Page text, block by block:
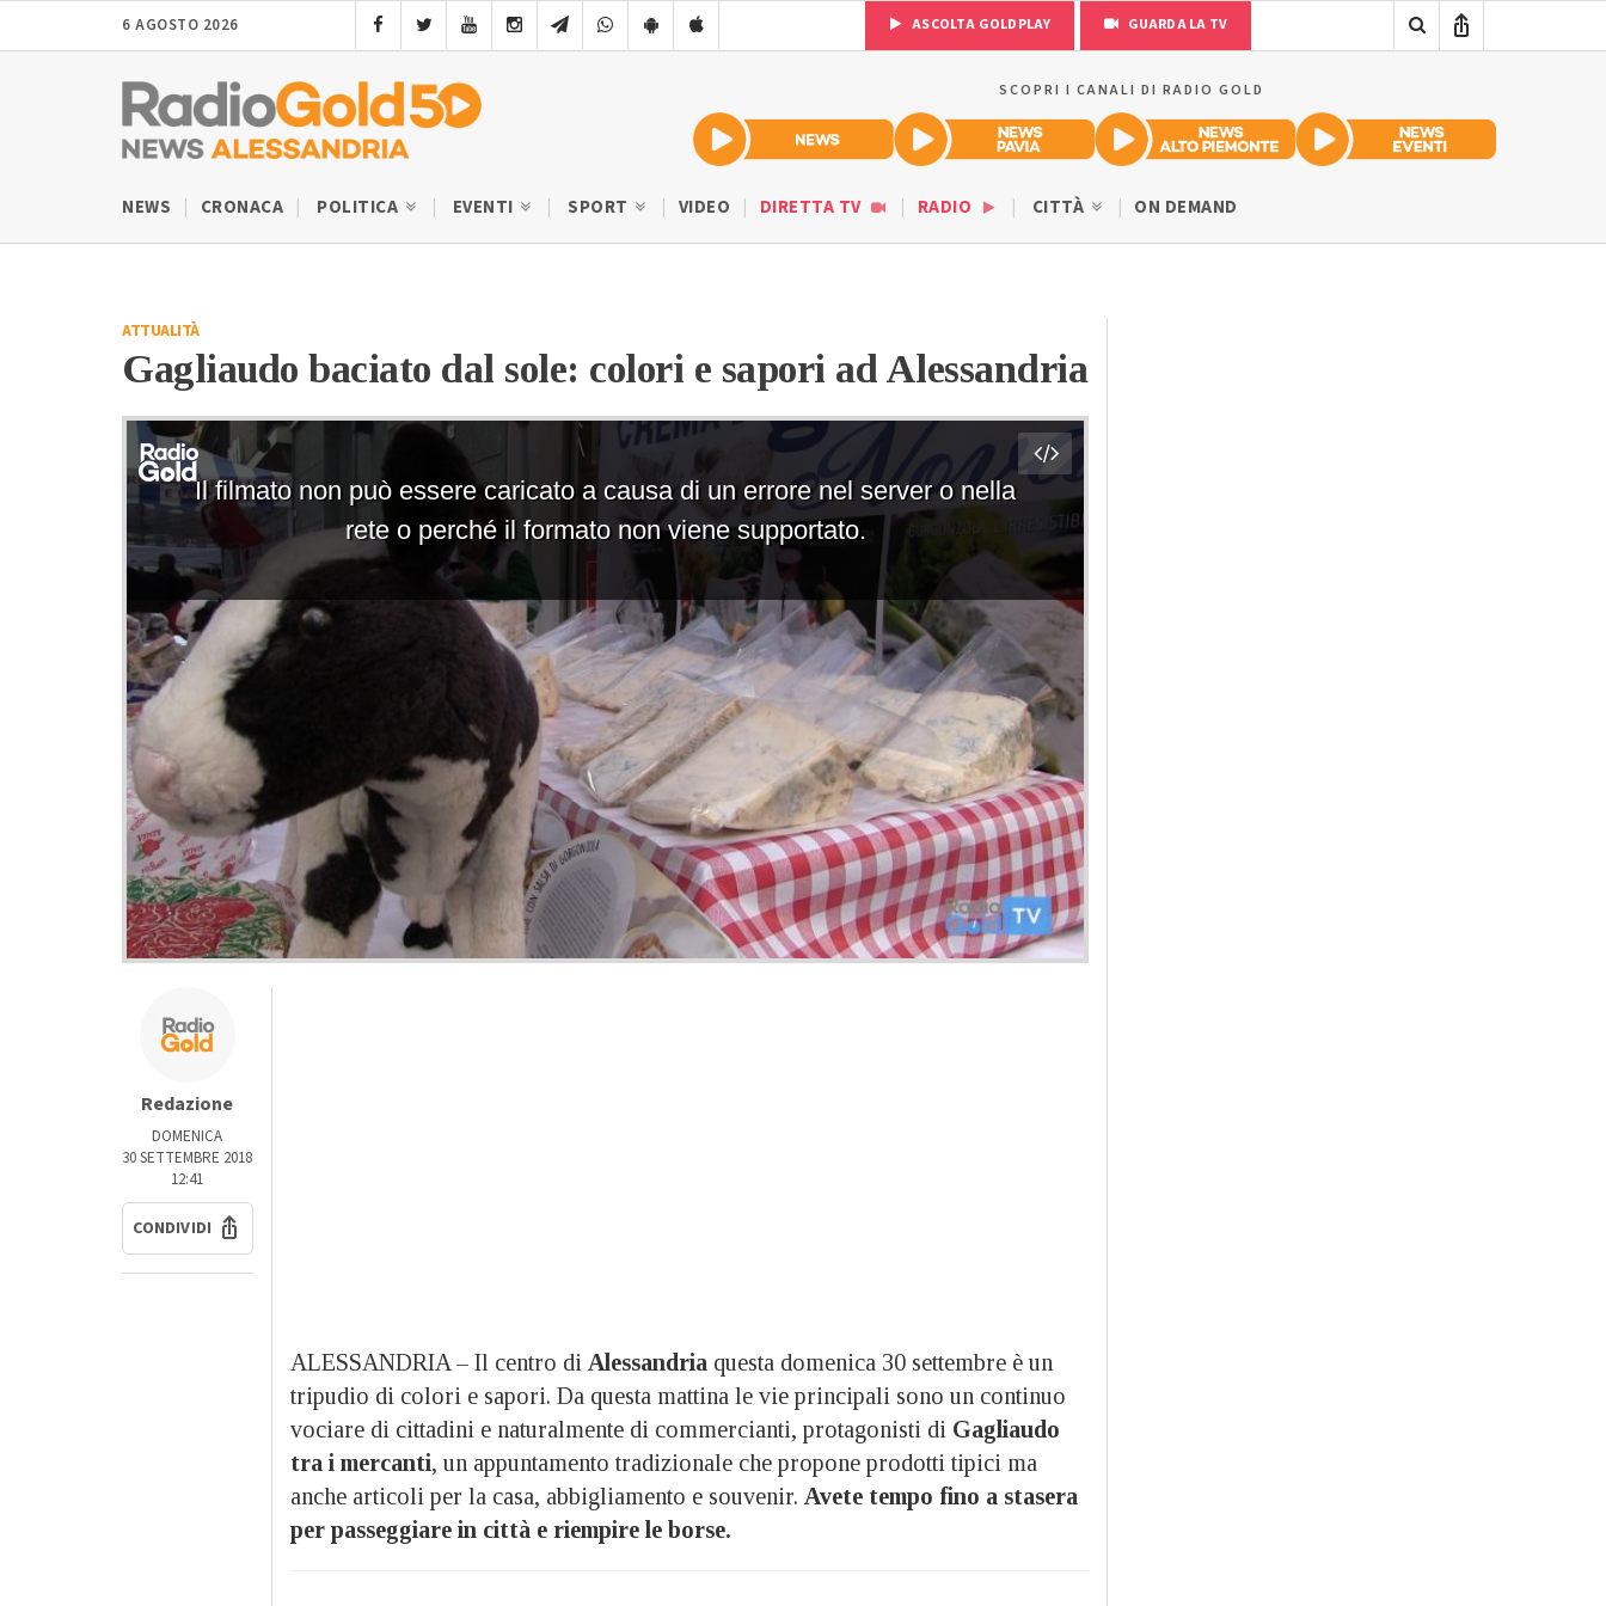
6 AGOSTO 2026 ASCOLTA GOLDPLAY GUARDA LA TV
SCOPRI I CANALI DI RADIO GOLD
NEWS CRONACA POLITICA EVENTI SPORT VIDEO DIRETTA TV RADIO CITTÀ ON DEMAND
ATTUALITÀ
Gagliaudo baciato dal sole: colori e sapori ad Alessandria
Redazione
DOMENICA
30 SETTEMBRE 2018
12:41
CONDIVIDI
ALESSANDRIA – Il centro di Alessandria questa domenica 30 settembre è un
tripudio di colori e sapori. Da questa mattina le vie principali sono un continuo
vociare di cittadini e naturalmente di commercianti, protagonisti di Gagliaudo
tra i mercanti, un appuntamento tradizionale che propone prodotti tipici ma
anche articoli per la casa, abbigliamento e souvenir. Avete tempo fino a stasera
per passeggiare in città e riempire le borse.